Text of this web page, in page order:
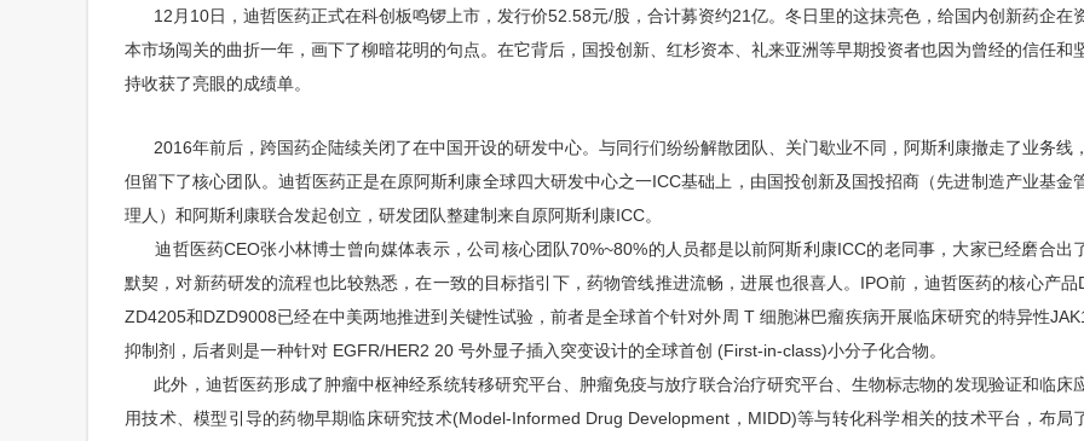
12月10日，迪哲医药正式在科创板鸣锣上市，发行价52.58元/股，合计募资约21亿。冬日里的这抹亮色，给国内创新药企在
本市场闯关的曲折一年，画下了柳暗花明的句点。在它背后，国投创新、红杉资本、礼来亚洲等早期投资者也因为曾经的信任和
持收获了亮眼的成绩单。
2016年前后，跨国药企陆续关闭了在中国开设的研发中心。与同行们纷纷解散团队、关门歇业不同，阿斯利康撤走了业务线，
但留下了核心团队。迪哲医药正是在原阿斯利康全球四大研发中心之一ICC基础上，由国投创新及国投招商（先进制造产业基金
理人）和阿斯利康联合发起创立，研发团队整建制来自原阿斯利康ICC。
迪哲医药CEO张小林博士曾向媒体表示，公司核心团队70%~80%的人员都是以前阿斯利康ICC的老同事，大家已经磨合出
默契，对新药研发的流程也比较熟悉，在一致的目标指引下，药物管线推进流畅，进展也很喜人。IPO前，迪哲医药的核心产品
ZD4205和DZD9008已经在中美两地推进到关键性试验，前者是全球首个针对外周 T 细胞淋巴瘤疾病开展临床研究的特异性
抑制剂，后者则是一种针对 EGFR/HER2 20 号外显子插入突变设计的全球首创 (First-in-class)小分子化合物。
此外，迪哲医药形成了肿瘤中枢神经系统转移研究平台、肿瘤免疫与放疗联合治疗研究平台、生物标志物的发现验证和临床
用技术、模型引导的药物早期临床研究技术(Model-Informed Drug Development，MIDD)等与转化科学相关的技术平台，布局